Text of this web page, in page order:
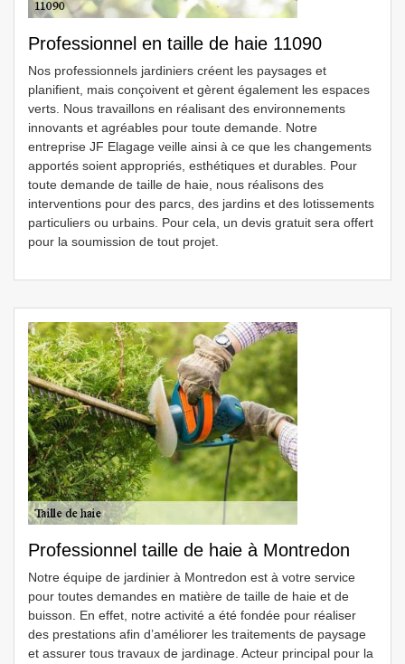
Professionnel en taille de haie 11090
Nos professionnels jardiniers créent les paysages et
planifient, mais conçoivent et gèrent également les espaces
verts. Nous travaillons en réalisant des environnements
innovants et agréables pour toute demande. Notre
entreprise JF Elagage veille ainsi à ce que les changements
apportés soient appropriés, esthétiques et durables. Pour
toute demande de taille de haie, nous réalisons des
interventions pour des parcs, des jardins et des lotissements
particuliers ou urbains. Pour cela, un devis gratuit sera offert
pour la soumission de tout projet.
Professionnel taille de haie à Montredon
Notre équipe de jardinier à Montredon est à votre service
pour toutes demandes en matière de taille de haie et de
buisson. En effet, notre activité a été fondée pour réaliser
des prestations afin d’améliorer les traitements de paysage
et assurer tous travaux de jardinage. Acteur principal pour la